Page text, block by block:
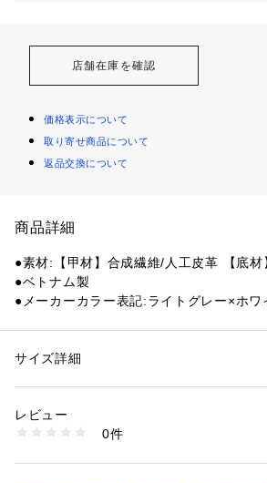
店舗在庫を確認
価格表示について
取り寄せ商品について
返品交換について
商品詳細
●素材:【甲材】合成繊維/人工皮革 【底材
●ベトナム製
●メーカーカラー表記:ライトグレー×ホワ
●インソール:立体成型カップインソール(
●ウエーブクローシリーズの最軽量モデル
●アッパー本体の人工皮革基布に50%以上
性別：レディース
ーズ
1540000434692
サイズ詳細
レビュー
0件